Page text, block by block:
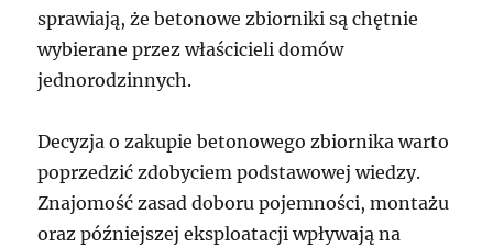
sprawiają, że betonowe zbiorniki są chętnie
wybierane przez właścicieli domów
jednorodzinnych.
Decyzja o zakupie betonowego zbiornika warto
poprzedzić zdobyciem podstawowej wiedzy.
Znajomość zasad doboru pojemności, montażu
oraz późniejszej eksploatacji wpływają na